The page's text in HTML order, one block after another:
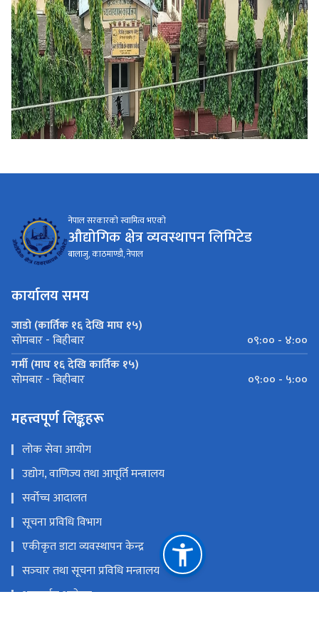
नेपाल सरकारको स्वामित्व भएको
औद्योगिक क्षेत्र व्यवस्थापन लिमिटेड
कार्यालय समय
जाडो (कार्तिक १६ देखि माघ १५)
सोमबार - बिहीबार
सोमबार - बिहीबार
महत्त्वपूर्ण लिङ्कहरू
लोक सेवा आयोग
उद्योग, वाणिज्य तथा आपूर्ति मन्त्रालय
सर्वोच्च आदालत
सूचना प्रविधि विभाग
एकीकृत डाटा व्यवस्थापन केन्द्र
सञ्‍चार तथा सूचना प्रविधि मन्त्रालय